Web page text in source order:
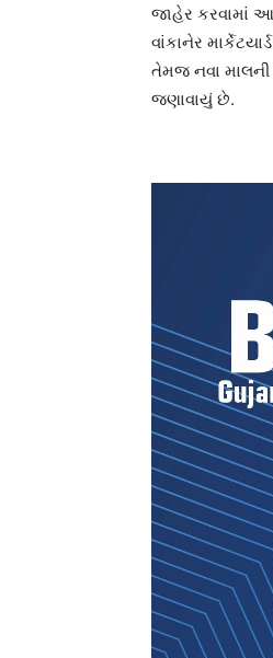
જાહેર કરવામાં
વાંકાનેર
તેમજ નવા માલની
જણાવાયું છે.